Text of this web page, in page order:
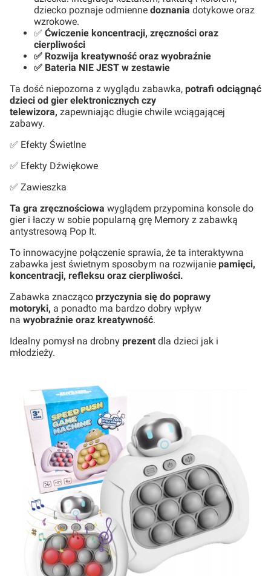
dziecko poznaje odmienne doznania dotykowe oraz
wzrokowe.
✅ Ćwiczenie koncentracji, zręczności oraz
cierpliwości
✅ Rozwija kreatywność oraz wyobraźnie
✅ Bateria NIE JEST w zestawie
Ta dość niepozorna z wyglądu zabawka, potrafi odciągnąć
dzieci od gier elektronicznych czy
telewizora, zapewniając długie chwile wciągającej
zabawy.
✅ Efekty Świetlne
✅ Efekty Dźwiękowe
✅ Zawieszka
Ta gra zręcznościowa wyglądem przypomina konsole do
gier i łaczy w sobie popularną grę Memory z zabawką
antystresową Pop It.
To innowacyjne połączenie sprawia, że ta interaktywna
zabawka jest świetnym sposobym na rozwijanie pamięci,
koncentracji, refleksu oraz cierpliwości.
Zabawka znacząco przyczynia się do poprawy
motoryki, a ponadto ma bardzo dobry wpływ
na wyobraźnie oraz kreatywność.
Idealny pomysł na drobny prezent dla dzieci jak i
młodzieży.